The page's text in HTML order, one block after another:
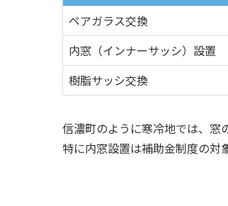
ペアガラス交換
内窓（インナーサッシ）設置
樹脂サッシ交換
信濃町のように寒冷地では、窓
特に内窓設置は補助金制度の対